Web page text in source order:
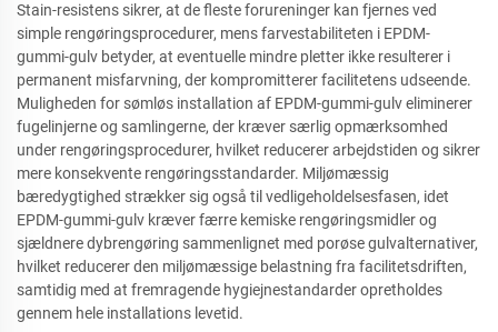
Stain-resistens sikrer, at de fleste forureninger kan fjernes ved
simple rengøringsprocedurer, mens farvestabiliteten i EPDM-
gummi-gulv betyder, at eventuelle mindre pletter ikke resulterer i
permanent misfarvning, der kompromitterer facilitetens udseende.
Muligheden for sømløs installation af EPDM-gummi-gulv eliminerer
fugelinjerne og samlingerne, der kræver særlig opmærksomhed
under rengøringsprocedurer, hvilket reducerer arbejdstiden og sikrer
mere konsekvente rengøringsstandarder. Miljømæssig
bæredygtighed strækker sig også til vedligeholdelsesfasen, idet
EPDM-gummi-gulv kræver færre kemiske rengøringsmidler og
sjældnere dybrengøring sammenlignet med porøse gulvalternativer,
hvilket reducerer den miljømæssige belastning fra facilitetsdriften,
samtidig med at fremragende hygiejnestandarder opretholdes
gennem hele installations levetid.